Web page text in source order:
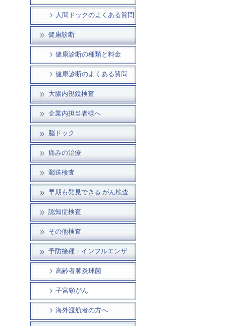
人間ドックのよくある質問
健康診断
健康診断の種類と料金
健康診断のよくある質問
大腸内視鏡検査
企業内担当者様へ
脳ドック
痛みの治療
郵送検査
早期も発見できる がん検査
認知症検査
その他検査
予防接種・インフルエンザ
高齢者肺炎球菌
子宮頸がん
海外渡航者の方へ